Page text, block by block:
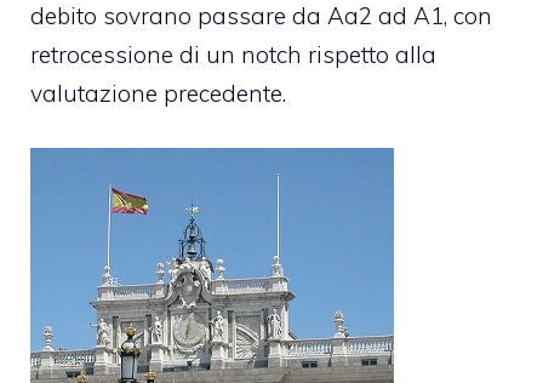
debito sovrano passare da Aa2 ad A1, con
retrocessione di un notch rispetto alla
valutazione precedente.